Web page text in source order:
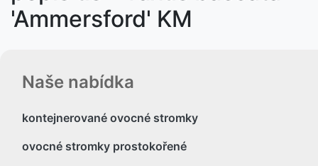
Naše nabídka
kontejnerované ovocné stromky
ovocné stromky prostokořené
'Ammersford' KM